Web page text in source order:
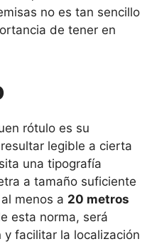
no es tan sencillo
de tener en
rótulo es su
legible a cierta
una tipografía
a tamaño suficiente
menos a 20 metros
esta norma, será
facilitar la localización